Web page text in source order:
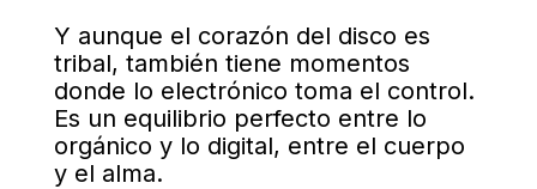
Y aunque el corazón del disco es
tribal, también tiene momentos
donde lo electrónico toma el control.
Es un equilibrio perfecto entre lo
orgánico y lo digital, entre el cuerpo
y el alma.